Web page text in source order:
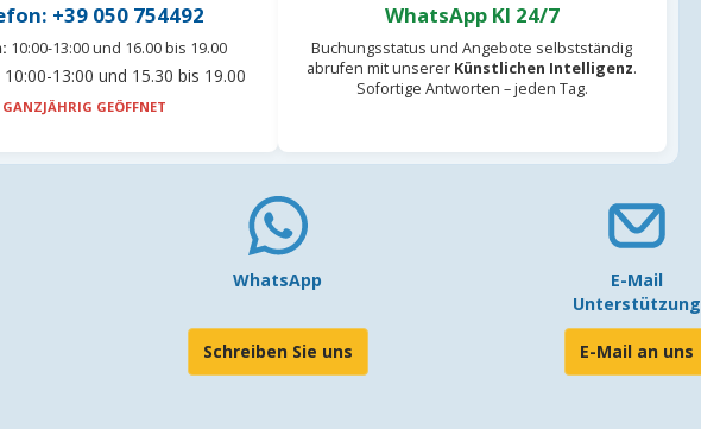
+39 050 754492
10:00-13:00 und 16.00 bis 19.00
10:00-13:00 und 15.30 bis 19.00
GANZJÄHRIG GEÖFFNET
WhatsApp KI 24/7
Buchungsstatus und Angebote selbstständig
abrufen mit unserer Künstlichen Intelligenz.
Sofortige Antworten – jeden Tag.
WhatsApp
Schreiben Sie uns
E-Mail
Unterstützung
E-Mail an uns